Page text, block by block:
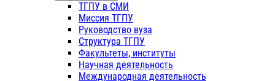
ТГПУ в СМИ
Миссия ТГПУ
Руководство вуза
Структура ТГПУ
Факультеты, институты
Научная деятельность
Международная деятельность